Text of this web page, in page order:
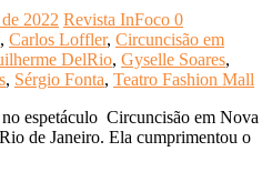
2022 Revista InFoco 0
, Carlos Loffler, Circuncisão em
DelRio, Gyselle Soares,
, Sérgio Fonta, Teatro Fashion Mall
no espetáculo Circuncisão em Nova
de Janeiro. Ela cumprimentou o